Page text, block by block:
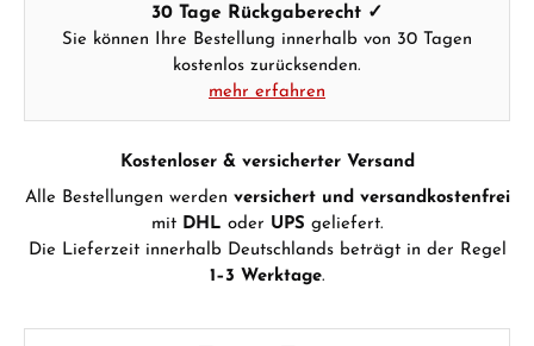
30 Tage Rückgaberecht ✓
Sie können Ihre Bestellung innerhalb von 30 Tagen
kostenlos zurücksenden.
mehr erfahren
Kostenloser & versicherter Versand
Alle Bestellungen werden versichert und versandkostenfrei
mit DHL oder UPS geliefert.
Die Lieferzeit innerhalb Deutschlands beträgt in der Regel
1–3 Werktage.